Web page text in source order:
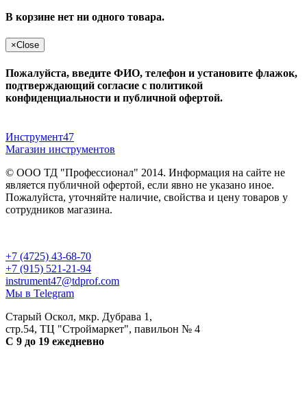
В корзине нет ни одного товара.
×Close
Пожалуйста, введите ФИО, телефон и установите флажок,
подтверждающий согласие с политикой
конфиденциальности и публичной офертой.
Инструмент47
Магазин инструментов
© ООО ТД "Профессионал" 2014. Информация на сайте не
является публичной офертой, если явно не указано иное.
Пожалуйста, уточняйте наличие, свойства и цену товаров у
сотрудников магазина.
+7 (4725) 43-68-70
+7 (915) 521-21-94
instrument47@tdprof.com
Мы в Telegram
Старый Оскол, мкр. Дубрава 1,
стр.54, ТЦ "Строймаркет", павильон № 4
С 9 до 19 ежедневно